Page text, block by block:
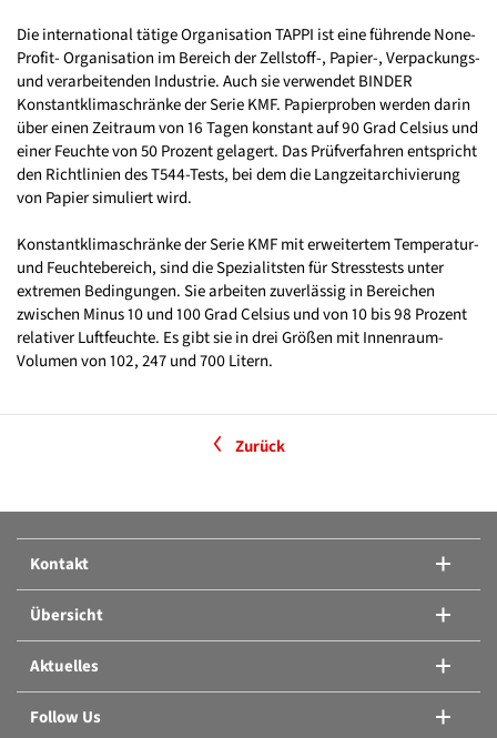
Die international tätige Organisation TAPPI ist eine führende None-
Profit- Organisation im Bereich der Zellstoff-, Papier-, Verpackungs-
und verarbeitenden Industrie. Auch sie verwendet BINDER
Konstantklimaschränke der Serie KMF. Papierproben werden darin
über einen Zeitraum von 16 Tagen konstant auf 90 Grad Celsius und
einer Feuchte von 50 Prozent gelagert. Das Prüfverfahren entspricht
den Richtlinien des T544-Tests, bei dem die Langzeitarchivierung
von Papier simuliert wird.
Konstantklimaschränke der Serie KMF mit erweitertem Temperatur-
und Feuchtebereich, sind die Spezialitsten für Stresstests unter
extremen Bedingungen. Sie arbeiten zuverlässig in Bereichen
zwischen Minus 10 und 100 Grad Celsius und von 10 bis 98 Prozent
relativer Luftfeuchte. Es gibt sie in drei Größen mit Innenraum-
Volumen von 102, 247 und 700 Litern.
Zurück
Kontakt
Übersicht
Aktuelles
Follow Us